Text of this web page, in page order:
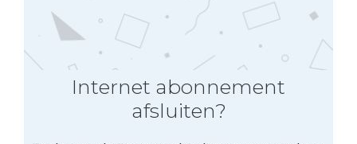
Internet abonnement
afsluiten?